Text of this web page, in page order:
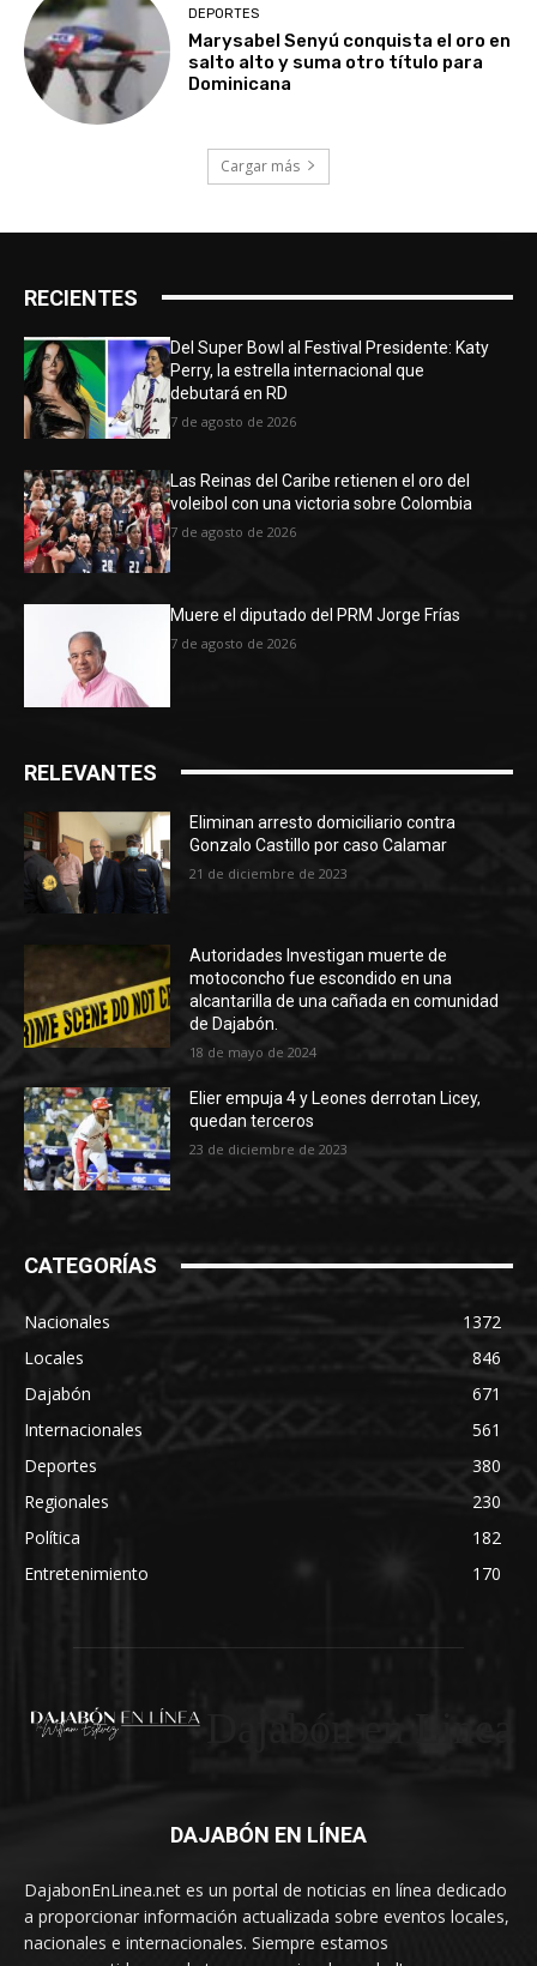
DEPORTES
Marysabel Senyú conquista el oro en
salto alto y suma otro título para
Dominicana
Cargar más
RECIENTES
Del Super Bowl al Festival Presidente: Katy
Perry, la estrella internacional que
debutará en RD
7 de agosto de 2026
Las Reinas del Caribe retienen el oro del
voleibol con una victoria sobre Colombia
7 de agosto de 2026
Muere el diputado del PRM Jorge Frías
7 de agosto de 2026
RELEVANTES
Eliminan arresto domiciliario contra
Gonzalo Castillo por caso Calamar
21 de diciembre de 2023
Autoridades Investigan muerte de
motoconcho fue escondido en una
alcantarilla de una cañada en comunidad
de Dajabón.
18 de mayo de 2024
Elier empuja 4 y Leones derrotan Licey,
quedan terceros
23 de diciembre de 2023
CATEGORÍAS
Nacionales
1372
Locales
846
Dajabón
671
Internacionales
561
Deportes
380
Regionales
230
Política
182
Entretenimiento
170
DAJABÓN EN LÍNEA
DajabonEnLinea.net es un portal de noticias en línea dedicado
a proporcionar información actualizada sobre eventos locales,
nacionales e internacionales. Siempre estamos